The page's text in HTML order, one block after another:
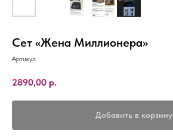
Сет «Жена Миллионера»
Артикул:
2890,00 р.
Добавить в корзину